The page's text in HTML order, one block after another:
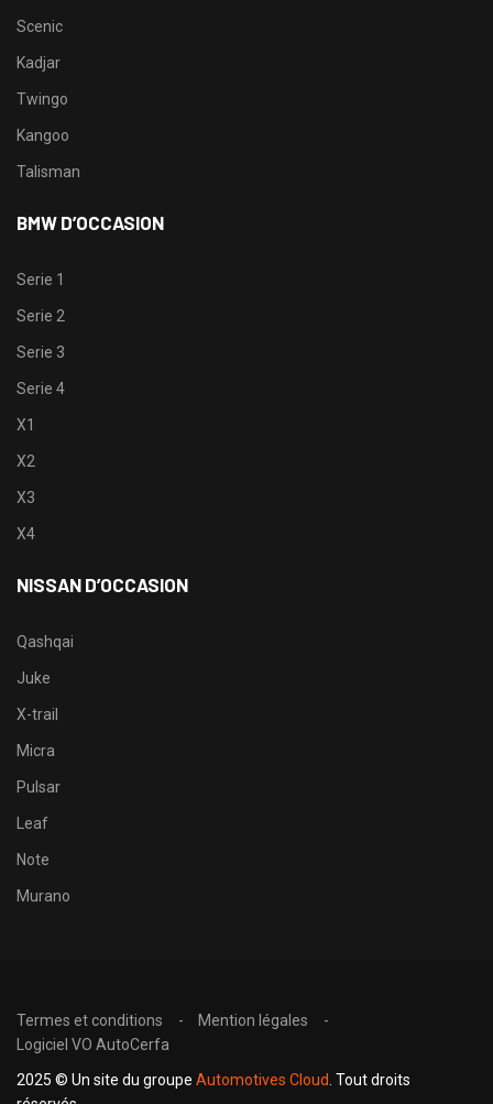
Scenic
Kadjar
Twingo
Kangoo
Talisman
BMW D’OCCASION
Serie 1
Serie 2
Serie 3
Serie 4
X1
X2
X3
X4
NISSAN D’OCCASION
Qashqai
Juke
X-trail
Micra
Pulsar
Leaf
Note
Murano
Termes et conditions
Mention légales
Logiciel VO AutoCerfa
2025 © Un site du groupe Automotives Cloud . Tout droits